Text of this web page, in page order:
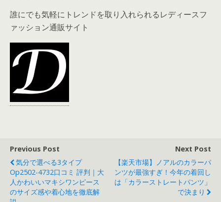
誰にでも気軽にトレンドを取り入れられるレディースフ
ァッション通販サイト
Previous Post
気分で選べる3タイプ
Op2502-4732口コミ 評判｜大
人かわいいマキシワンピース
のサイズ感や着心地を徹底解
Next Post
【楽天市場】ノアルのカラーパ
ンツが最強すぎ！今年の着回し
は「カラーストレートパンツ」
で決まり